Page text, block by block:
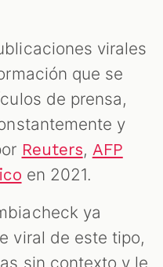
virales
que se
de prensa,
y
Reuters, AFP
en 2021.
ya
viral de este tipo,
sin contexto y le